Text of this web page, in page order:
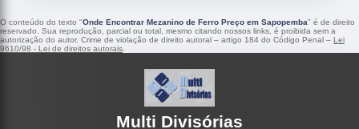
O conteúdo do texto "Onde Encontrar Mezanino de Ferro Preço em Sapopemba" é de direito
reservado. Sua reprodução, parcial ou total, mesmo citando nossos links, é proibida sem a
autorização do autor. Crime de violação de direito autoral – artigo 184 do Código Penal – Lei
9610/98 - Lei de direitos autorais
Multi Divisórias